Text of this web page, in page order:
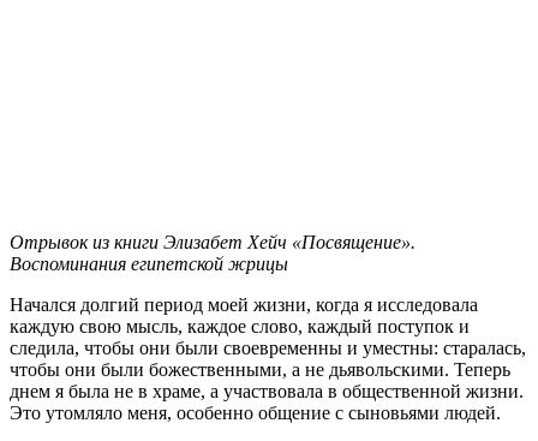
Отрывок из книги Элизабет Хейч «Посвящение».
Воспоминания египетской жрицы
Начался долгий период моей жизни, когда я исследовала
каждую свою мысль, каждое слово, каждый поступок и
следила, чтобы они были своевременны и уместны: старалась,
чтобы они были божественными, а не дьявольскими. Теперь
днем я была не в храме, а участвовала в общественной жизни.
Это утомляло меня, особенно общение с сыновьями людей.